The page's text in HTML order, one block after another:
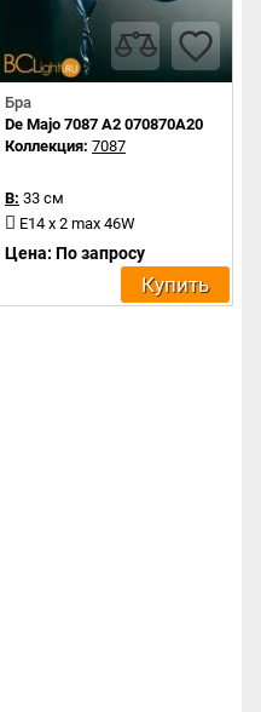
Бра
De Majo 7087 A2 070870A20
Коллекция: 7087
В: 33 см
E14 x 2 max 46W
Цена: По запросу
Купить